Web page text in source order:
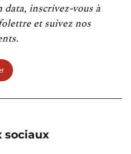
data, inscrivez-vous à
et suivez nos
sociaux